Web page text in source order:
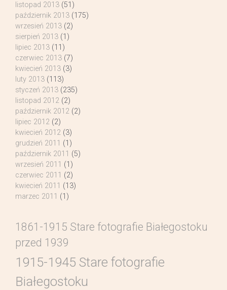
listopad 2013 (51)
październik 2013 (175)
wrzesień 2013 (2)
sierpień 2013 (1)
lipiec 2013 (11)
czerwiec 2013 (7)
kwiecień 2013 (3)
luty 2013 (113)
styczeń 2013 (235)
listopad 2012 (2)
październik 2012 (2)
lipiec 2012 (2)
kwiecień 2012 (3)
grudzień 2011 (1)
październik 2011 (5)
wrzesień 2011 (1)
czerwiec 2011 (2)
kwiecień 2011 (13)
marzec 2011 (1)
1861-1915 Stare fotografie Białegostoku
przed 1939
1915-1945 Stare fotografie
Białegostoku